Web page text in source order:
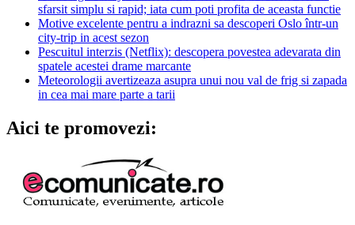
sfarsit simplu si rapid; iata cum poti profita de aceasta functie
Motive excelente pentru a indrazni sa descoperi Oslo într-un
city-trip in acest sezon
Pescuitul interzis (Netflix): descopera povestea adevarata din
spatele acestei drame marcante
Meteorologii avertizeaza asupra unui nou val de frig si zapada
in cea mai mare parte a tarii
Aici te promovezi: